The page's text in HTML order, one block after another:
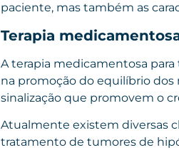
paciente, mas também as
Terapia
A terapia medicamentosa
na promoção do equilíbrio dos
sinalização que promovem o
Atualmente existem diversas
tratamento de tumores de